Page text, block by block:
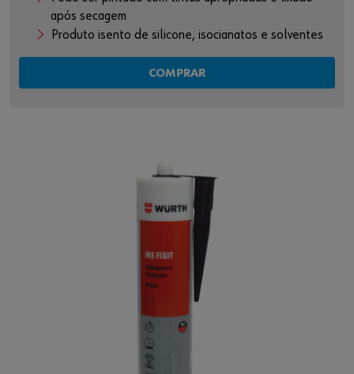
após secagem
Produto isento de silicone, isocianatos e solventes
COMPRAR